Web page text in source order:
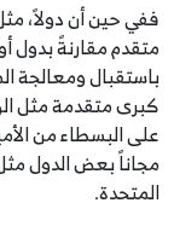
ففي حين أن دولاً،
متقدم مقارنةً بدول
باستقبال ومعالجة
كبرى متقدمة مثل
على البسطاء من
مجاناً بعض الدول
المتحدة.